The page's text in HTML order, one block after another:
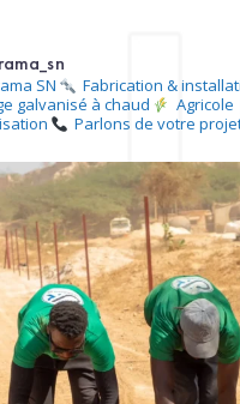
SN
Fabrication &
galvanisé à chaud
Agricole
Parlons de votre